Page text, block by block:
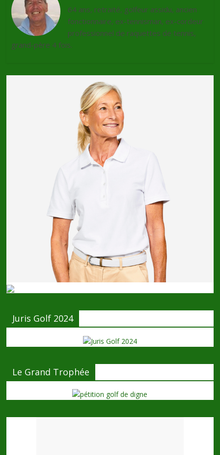
64 ans, retraité, golfeur assidu, ancien
fonctionnaire, ex-tennisman, ex-cordeur
professionnel de raquettes de tennis,
grand-père 4 fois.
Juris Golf 2024
Le Grand Trophée